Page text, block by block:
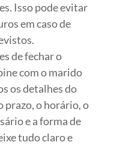
Isso pode evitar
em caso de
de fechar o
com o marido
os detalhes do
prazo, o horário, o
e a forma de
tudo claro e